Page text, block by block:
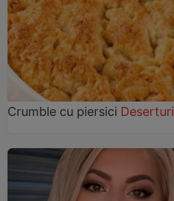
Crumble cu piersici Deserturi